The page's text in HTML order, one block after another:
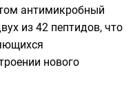
антимикробный
из 42 пептидов, что
нового